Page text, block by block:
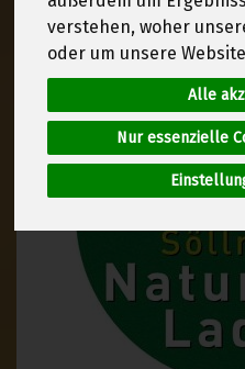
verstehen, woher
oder um unsere
Alle
Nur essenzielle